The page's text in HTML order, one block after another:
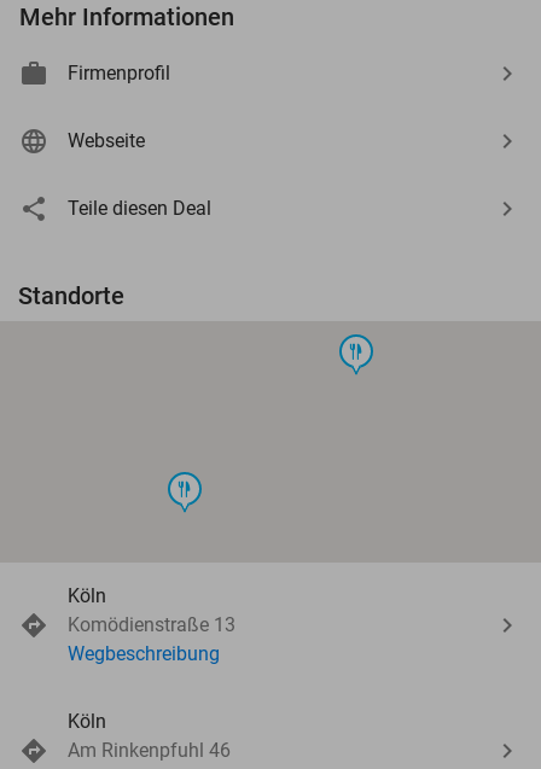
Mehr Informationen
Firmenprofil
Webseite
Teile diesen Deal
Standorte
food
food
Köln
Komödienstraße 13
Wegbeschreibung
Köln
Am Rinkenpfuhl 46